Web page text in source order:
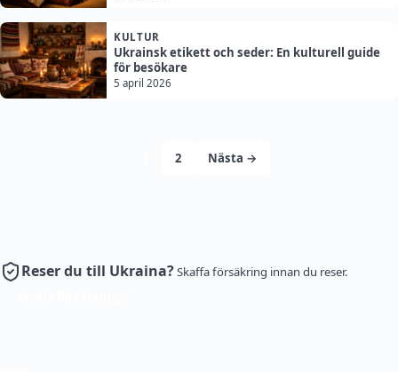
KULTUR
Ukrainsk etikett och seder: En kulturell guide
för besökare
5 april 2026
2 Nästa →
Reser du till Ukraina?Skaffa försäkring innan du reser.